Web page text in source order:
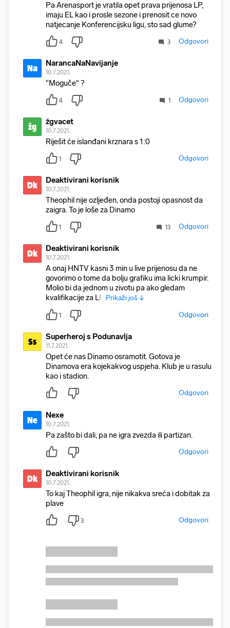
Pa Arenasport je vratila opet prava prijenosa LP,
imaju EL kao i prosle sezone i prenosit ce novo
natjecanje Konferencijsku ligu, sto sad glume?
4 3 Odgovori
Na NarancaNaNavijanje
10.7.2021.
"Moguče" ?
4 1 Odgovori
žg žgvacet
10.7.2021.
Riješit će islanđani krznara s 1:0
1 Odgovori
Dk Deaktivirani korisnik
10.7.2021.
Theophil nije ozljeđen, onda postoji opasnost da
zaigra. To je loše za Dinamo
1 13 Odgovori
Dk Deaktivirani korisnik
10.7.2021.
A onaj HNTV kasni 3 min u live prijenosu da ne
govorimo o tome da bolju grafiku ima licki krumpir.
Molio bi da jednom u zivotu pa ako gledam
kvalifikacije za LP Prikaži još ↓
1 Odgovori
Ss Superheroj s Podunavlja
11.7.2021.
Opet će nas Dinamo osramotit. Gotova je
Dinamova era kojekakvog uspjeha. Klub je u rasulu
kao i stadion.
Odgovori
Ne Nexe
10.7.2021.
Pa zašto bi dali, pa ne igra zvezda ili partizan.
Odgovori
Dk Deaktivirani korisnik
10.7.2021.
To kaj Theophil igra, nije nikakva sreća i dobitak za
plave
3 Odgovori